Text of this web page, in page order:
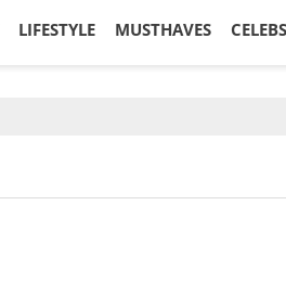
LIFESTYLE MUSTHAVES CELEBS